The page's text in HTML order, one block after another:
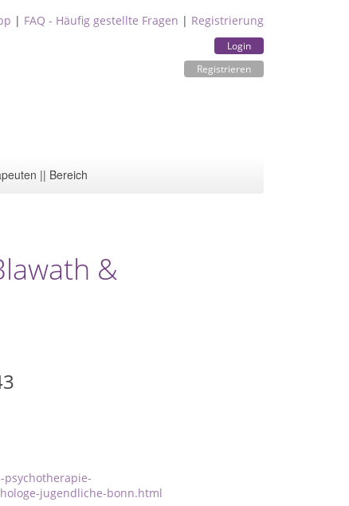
| FAQ - Häufig gestellte Fragen | Registrierung
Login
Registrieren
|| Bereich
&
jugendliche-bonn.html